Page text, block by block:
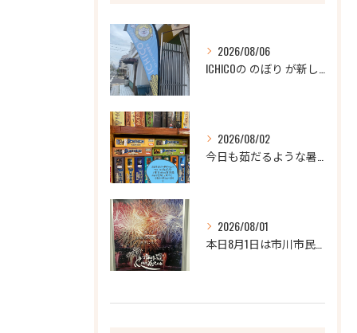
2026/08/06
2026/08/02
2026/08/01